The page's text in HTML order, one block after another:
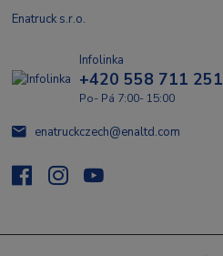
Enatruck s.r.o.
Infolinka
+420 558 711 251
Po- Pá 7:00- 15:00
enatruckczech@enaltd.com